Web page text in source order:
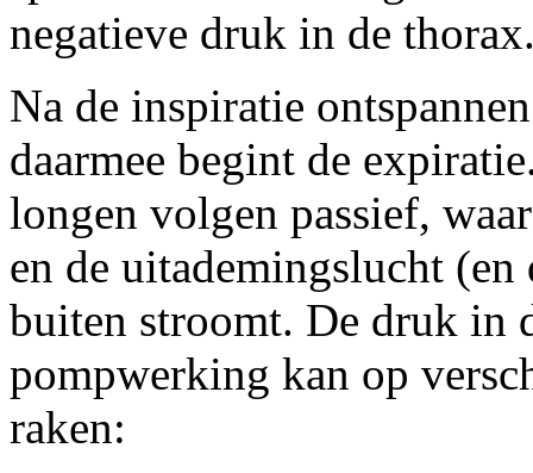
negatieve druk in de
Na de inspiratie
daarmee begint de
longen volgen passief,
en de uitademingslucht
buiten stroomt. De druk in
pompwerking kan op
raken: